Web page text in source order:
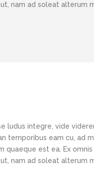
nam ad soleat alterum
ludus integre, vide
temporibus eam cu, ad
quaeque est ea. Ex omnis
nam ad soleat alterum